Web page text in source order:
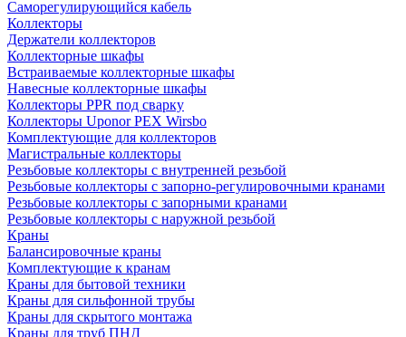
Саморегулирующийся кабель
Коллекторы
Держатели коллекторов
Коллекторные шкафы
Встраиваемые коллекторные шкафы
Навесные коллекторные шкафы
Коллекторы PPR под сварку
Коллекторы Uponor PEX Wirsbo
Комплектующие для коллекторов
Магистральные коллекторы
Резьбовые коллекторы с внутренней резьбой
Резьбовые коллекторы с запорно-регулировочными кранами
Резьбовые коллекторы с запорными кранами
Резьбовые коллекторы с наружной резьбой
Краны
Балансировочные краны
Комплектующие к кранам
Краны для бытовой техники
Краны для сильфонной трубы
Краны для скрытого монтажа
Краны для труб ПНД